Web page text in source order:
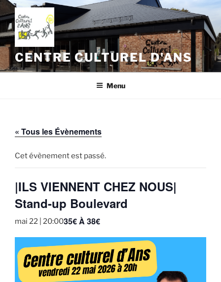
Aller
au
contenu
principal
CENTRE CULTUREL D'ANS
Menu
« Tous les Évènements
Cet évènement est passé.
|ILS VIENNENT CHEZ NOUS|
Stand-up Boulevard
mai 22 | 20:0035€ À 38€